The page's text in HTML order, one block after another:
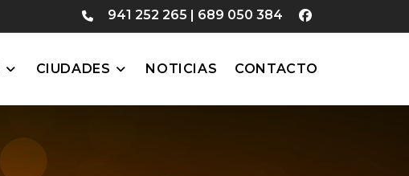
941 252 265 | 689 050 384
CIUDADES NOTICIAS CONTACTO